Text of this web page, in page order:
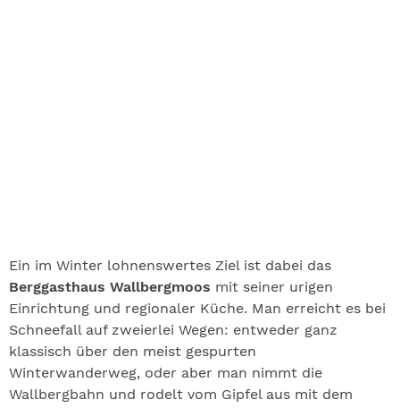
Ein im Winter lohnenswertes Ziel ist dabei das
Berggasthaus Wallbergmoos mit seiner urigen
Einrichtung und regionaler Küche. Man erreicht es bei
Schneefall auf zweierlei Wegen: entweder ganz
klassisch über den meist gespurten
Winterwanderweg, oder aber man nimmt die
Wallbergbahn und rodelt vom Gipfel aus mit dem